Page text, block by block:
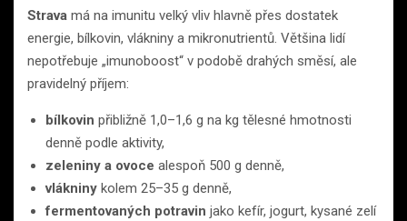
Strava má na imunitu velký vliv hlavně přes dostatek
energie, bílkovin, vlákniny a mikronutrientů. Většina lidí
nepotřebuje „imunoboost“ v podobě drahých směsí, ale
pravidelný příjem:
bílkovin přibližně 1,0–1,6 g na kg tělesné hmotnosti
denně podle aktivity,
zeleniny a ovoce alespoň 500 g denně,
vlákniny kolem 25–35 g denně,
fermentovaných potravin jako kefír, jogurt, kysané zelí